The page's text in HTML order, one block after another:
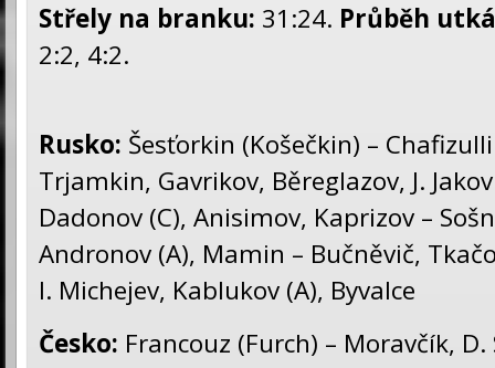
Střely na branku: 31:24. Průběh
2:2, 4:2.
Rusko: Šesťorkin (Košečkin) –
Trjamkin, Gavrikov, Běreglazov, J.
Dadonov (C), Anisimov, Kaprizov –
Andronov (A), Mamin – Bučněvič,
I. Michejev, Kablukov (A), Byvalce
Česko: Francouz (Furch) – Moravčík,